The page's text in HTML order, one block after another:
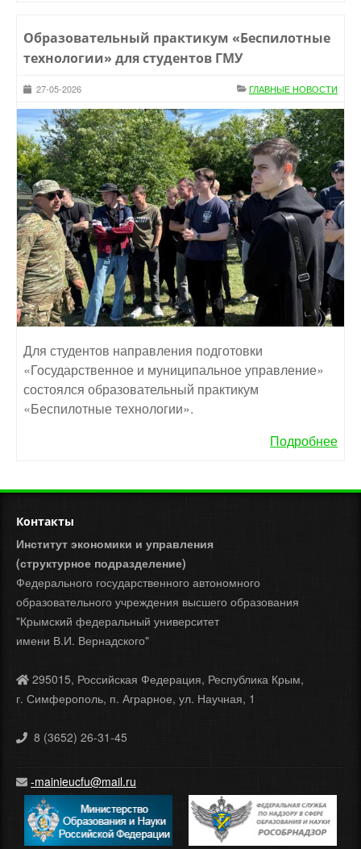
Образовательный практикум «Беспилотные
технологии» для студентов ГМУ
27-05-2026 ГЛАВНЫЕ НОВОСТИ
Для студентов направления подготовки
«Государственное и муниципальное управление»
состоялся образовательный практикум
«Беспилотные технологии».
Подробнее
Контакты
Институт экономики и управления
(структурное подразделение)
Федерального государственного автономного
образовательного учреждения высшего образования
"Крымский федеральный университет
имени В.И. Вернадского"
295015, Российская Федерация, Республика Крым,
г. Симферополь, п. Аграрное, ул. Научная, 1
8 (3652) 26-31-45
-mainieucfu@mail.ru